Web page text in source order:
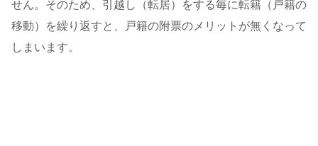
せん。そのため、引越し（転居）をする毎に転籍（戸籍の
移動）を繰り返すと、戸籍の附票のメリットが無くなって
しまいます。